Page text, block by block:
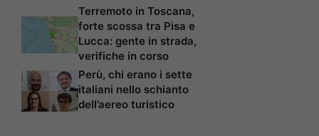
Terremoto in Toscana,
forte scossa tra Pisa e
Lucca: gente in strada,
verifiche in corso
Perù, chi erano i sette
italiani nello schianto
dell’aereo turistico